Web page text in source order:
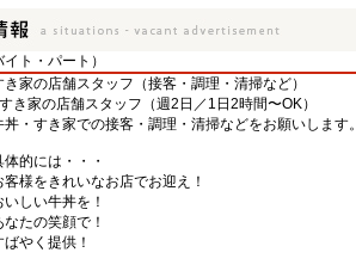
ト・パート）
き家の店舗スタッフ（接客・調理・清掃など）
き家の店舗スタッフ（週2日／1日2時間〜OK）
丼・すき家での接客・調理・清掃などをお願いします。
体的には・・・
客様をきれいなお店でお迎え！
いしい牛丼を！
なたの笑顔で！
ばやく提供！